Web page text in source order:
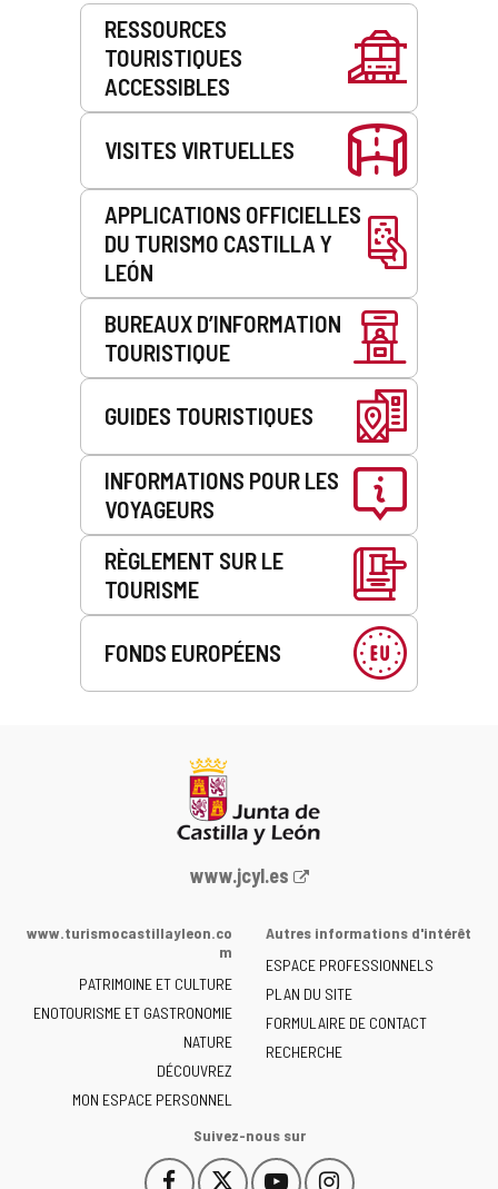
Prestations
RESSOURCES
TOURISTIQUES
ACCESSIBLES
VISITES VIRTUELLES
APPLICATIONS OFFICIELLES
DU TURISMO CASTILLA Y
LEÓN
BUREAUX D’INFORMATION
TOURISTIQUE
GUIDES TOURISTIQUES
INFORMATIONS POUR LES
VOYAGEURS
RÈGLEMENT SUR LE
TOURISME
FONDS EUROPÉENS
Portail
la
de
Castilla
y
León
-
www.jcyl.es
www.turismocastillayleon.co
m
PATRIMOINE ET CULTURE
ENOTOURISME ET GASTRONOMIE
NATURE
DÉCOUVREZ
MON ESPACE PERSONNEL
Autres informations d'intérêt
ESPACE PROFESSIONNELS
PLAN DU SITE
FORMULAIRE DE CONTACT
RECHERCHE
Suivez-nous sur
Facebook YouTubeInstagram